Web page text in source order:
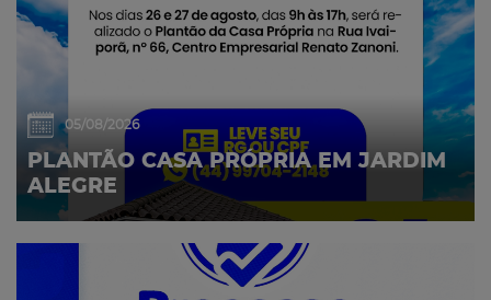
05/08/2026
PLANTÃO CASA PRÓPRIA EM JARDIM
ALEGRE